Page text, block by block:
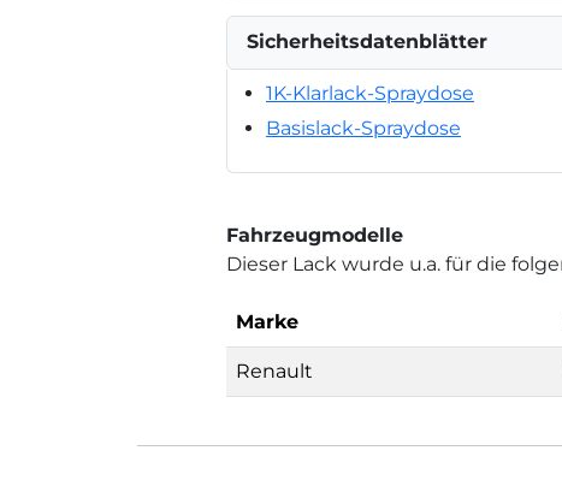
Sicherheitsdatenblätter
1K-Klarlack-Spraydose
Basislack-Spraydose
Fahrzeugmodelle
Dieser Lack wurde u.a. für die
Marke
Renault